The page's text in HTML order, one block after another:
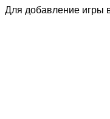
Для добавление игры